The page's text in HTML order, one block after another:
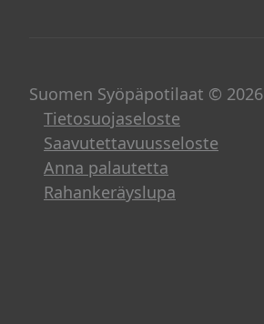
Suomen Syöpäpotilaat © 2026
Tietosuojaseloste
Saavutettavuusseloste
Anna palautetta
Rahankeräyslupa